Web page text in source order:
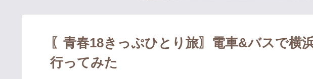
〖青春18きっぷひとり旅〗電車&バスで横
行ってみた